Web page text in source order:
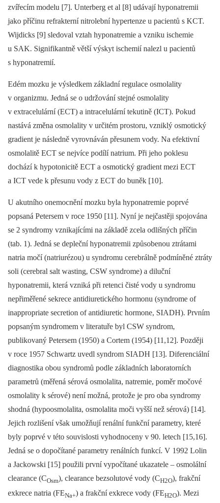
zvířecím modelu [7]. Unterberg et al [8] udávají hyponatremii
jako příčinu refrakterní nitrolební hypertenze u pacientů s KCT.
Wijdicks [9] sledoval vztah hyponatremie a vzniku ischemie
u SAK. Signifikantně větší výskyt ischemií nalezl u pacientů
s hyponatremií.
Edém mozku je výsledkem základní regulace osmolality
v organizmu. Jedná se o udržování stejné osmolality
v extracelulární (ECT) a intracelulární tekutině (ICT). Pokud
nastává změna osmolality v určitém prostoru, vzniklý osmotický
gradient je následně vyrovnáván přesunem vody. Na efektivní
osmolalitě ECT se nejvíce podílí natrium. Při jeho poklesu
dochází k hypotonicitě ECT a osmotický gradient mezi ECT
a ICT vede k přesunu vody z ECT do buněk [10].
U akutního onemocnění mozku byla hyponatremie poprvé
popsaná Petersem v roce 1950 [11]. Nyní je nejčastěji spojována
se 2 syndromy vznikajícími na základě zcela odlišných příčin
(tab. 1). Jedná se depleční hyponatremii způsobenou ztrátami
natria močí (natriurézou) u syndromu cerebrálně podmíněné ztráty
soli (cerebral salt wasting, CSW syndrome) a diluční
hyponatremii, která vzniká při retenci čisté vody u syndromu
nepřiměřené sekrece antidiuretického hormonu (syndrome of
inappropriate secretion of antidiuretic hormone, SIADH). Prvním
popsaným syndromem v literatuře byl CSW syndrom,
publikovaný Petersem (1950) a Cortem (1954) [11,12]. Později
v roce 1957 Schwartz uvedl syndrom SIADH [13]. Diferenciální
diagnostika obou syndromů podle základních laboratorních
parametrů (měřená sérová osmolalita, natremie, poměr močové
osmolality k sérové) není možná, protože je pro oba syndromy
shodná (hypoosmolalita, osmolalita moči vyšší než sérová) [14].
Jejich rozlišení však umožňují renální funkční parametry, které
byly poprvé v této souvislosti vyhodnoceny v 90. letech [15,16].
Jedná se o dopočítané parametry renálních funkcí. V 1992 Lolin
a Jackowski [15] použili první vypočítané ukazatele –⁠ osmolální
clearance (COsm), clearance bezsolutové vody (CH2O), frakční
exkrece natria (FENa+) a frakční exkrece vody (FEH2O). Mezi